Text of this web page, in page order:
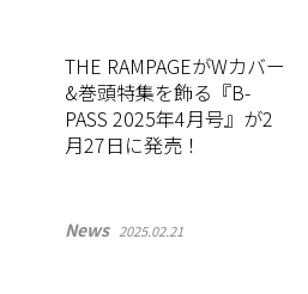
THE RAMPAGEがWカバー
&巻頭特集を飾る『B-
PASS 2025年4月号』が2
月27日に発売！
News 2025.02.21